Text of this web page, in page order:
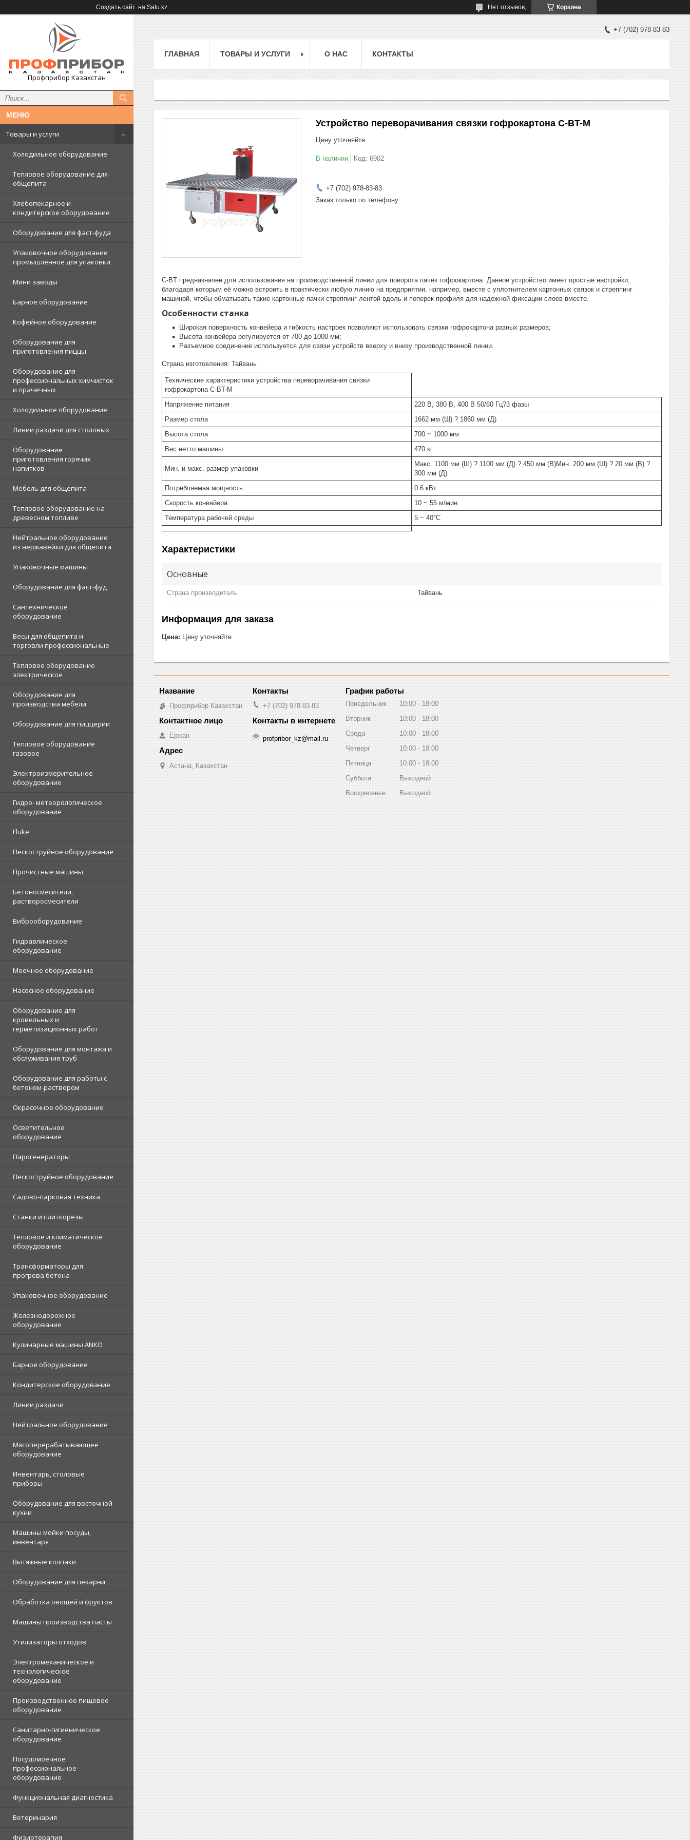
Создать сайт на Satu.kz Корзина
Нет отзывов,
Профприбор Казахстан
Товары и услуги
Холодильное оборудование
Тепловое оборудование для
общепита
Хлебопекарное и
кондитерское оборудование
Оборудование для фаст-фуда
Упаковочное оборудование
промышленное для упаковки
Мини заводы
Барное оборудование
Кофейное оборудование
Оборудование для
приготовления пиццы
Оборудование для
профессиональных химчисток
и прачечных
Холодильное оборудование
Линии раздачи для столовых
Оборудование
приготовления горячих
напитков
Мебель для общепита
Тепловое оборудование на
древесном топливе
Нейтральное оборудование
из нержавейки для общепита
Упаковочные машины
Оборудование для фаст-фуд
Сантехническое
оборудование
Весы для общепита и
торговли профессиональные
Тепловое оборудование
электрическое
Оборудование для
производства мебели
Оборудование для пиццерии
Тепловое оборудование
газовое
Электроизмерительное
оборудование
Гидро- метеорологическое
оборудование
Fluke
Пескоструйное оборудование
Прочистные машины
Бетоносмесители,
растворосмесители
Виброоборудование
Гидравлическое
оборудование
Моечное оборудование
Насосное оборудование
Оборудование для
кровельных и
герметизационных работ
Оборудование для монтажа и
обслуживания труб
Оборудование для работы с
бетоном-раствором
Окрасочное оборудование
Осветительное
оборудование
Парогенераторы
Пескоструйное оборудование
Садово-парковая техника
Станки и плиткорезы
Тепловое и климатическое
оборудование
Трансформаторы для
прогрева бетона
Упаковочное оборудование
Железнодорожное
оборудование
Кулинарные машины ANKO
Барное оборудование
Кондитерское оборудование
Линии раздачи
Нейтральное оборудование
Мясоперерабатывающее
оборудование
Инвентарь, столовые
приборы
Оборудование для восточной
кухни
Машины мойки посуды,
инвентаря
Вытяжные колпаки
Оборудование для пекарни
Обработка овощей и фруктов
Машины производства пасты
Утилизаторы отходов
Электромеханическое и
технологическое
оборудование
Производственное пищевое
оборудование
Санитарно-гигиеническое
оборудование
Посудомоечное
профессиональное
оборудование
Функциональная диагностика
Ветеринария
Физиотерапия
+7 (702) 978-83-83
ГЛАВНАЯ ТОВАРЫ И УСЛУГИ О НАС КОНТАКТЫ
Устройство переворачивания связки гофрокартона C-BT-M
Цену уточняйте
В наличии Код: 6902
+7 (702) 978-83-83
Заказ только по телефону
C-BT предназначен для использования на производственной линии для поворота пачек гофрокартона. Данное устройство имеет простые настройки,
благодаря которым её можно встроить в практически любую линию на предприятии, например, вместе с уплотнителем картонных связок и стреппинг
машиной, чтобы обматывать такие картонные пачки стреппинг лентой вдоль и поперек профиля для надежной фиксации слоев вместе.
Особенности станка
Широкая поверхность конвейера и гибкость настроек позволяют использовать связки гофрокартона разных размеров;
Высота конвейера регулируется от 700 до 1000 мм;
Разъемное соединение используется для связи устройств вверху и внизу производственной линии.
Страна изготовления: Тайвань
Технические характеристики устройства переворачивания связки
гофрокартона C-BT-M
Напряжение питания
220 В, 380 В, 400 В 50/60 Гц?3 фазы
Размер стола
1662 мм (Ш) ? 1860 мм (Д)
Высота стола
700 ~ 1000 мм
Вес нетто машины
470 кг
Мин. и макс. размер упаковки
Макс. 1100 мм (Ш) ? 1100 мм (Д) ? 450 мм (В)Мин. 200 мм (Ш) ? 20 мм (В) ?
300 мм (Д)
Потребляемая мощность
0.6 кВт
Скорость конвейера
10 ~ 55 м/мин.
Температура рабочей среды
5 ~ 40°C
Характеристики
Основные
Страна производитель Тайвань
Информация для заказа
Цена: Цену уточняйте
Профприбор Казахстан
Ержан
Астана, Казахстан
+7 (702) 978-83-83
profpribor_kz@mail.ru
График работы
Понедельник 10:00
18:00
Вторник
10:00
18:00
Среда
10:00
18:00
Четверг
10:00
18:00
Пятница
10:00
18:00
Суббота
Выходной
Воскресенье
Выходной